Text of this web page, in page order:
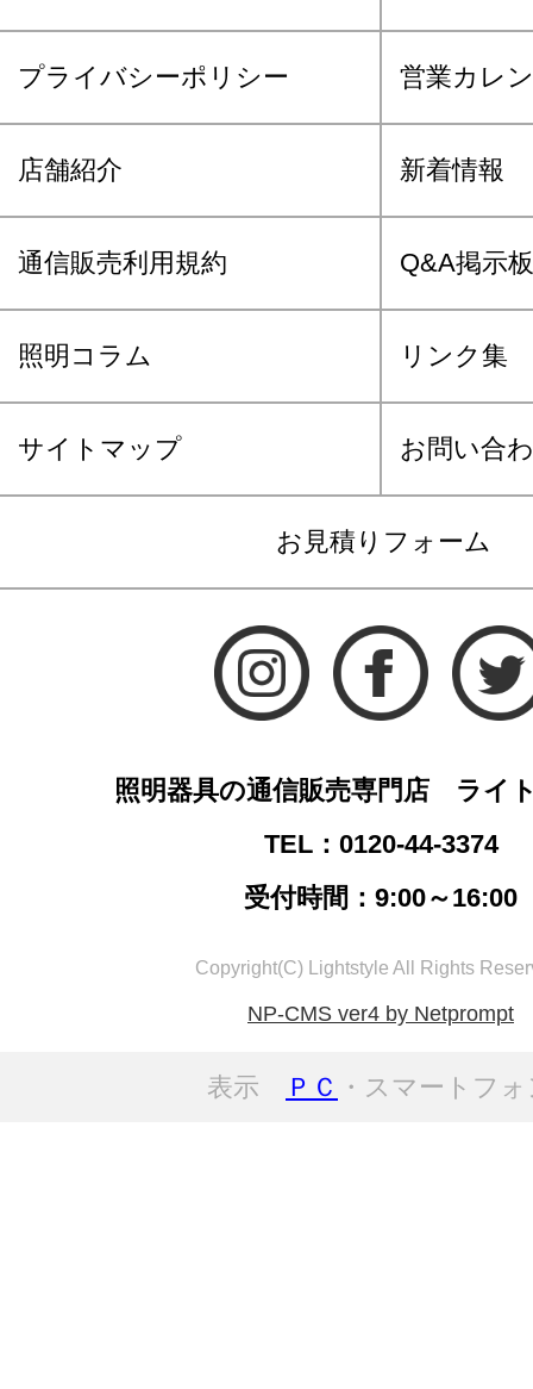
プライバシーポリシー 営業カレ
店舗紹介 新着情報
通信販売利用規約 Q&A掲示板
照明コラム リンク集
サイトマップ お問い合
お見積りフォーム
照明器具の通信販売専門店 ライ
TEL：0120-44-3374
受付時間：9:00～16:00
Copyright(C) Lightstyle All Rights
NP-CMS ver4 by Netprompt
表示 ＰＣ ・スマートフ